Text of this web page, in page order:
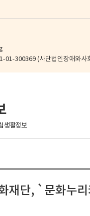
01-300369 (사단법인장애와사
생활정보
재단, `문화누